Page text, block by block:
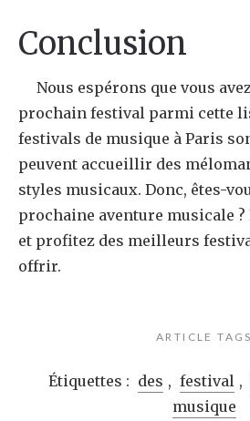
Conclusion
Nous espérons que vous
prochain festival parmi cette
festivals de musique à Paris
peuvent accueillir des
styles musicaux. Donc, êtes-
prochaine aventure musicale ?
et profitez des meilleurs
offrir.
ARTICLE TAGS
Étiquettes : des , festival ,
musique